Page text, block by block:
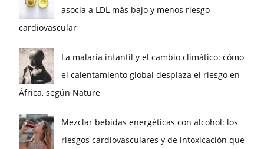
asocia a LDL más bajo y menos riesgo
cardiovascular
La malaria infantil y el cambio climático: cómo
el calentamiento global desplaza el riesgo en
África, según Nature
Mezclar bebidas energéticas con alcohol: los
riesgos cardiovasculares y de intoxicación que